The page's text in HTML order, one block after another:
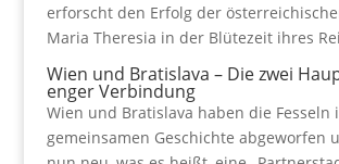
erforscht den Erfolg der
Maria Theresia in der Blütezeit ihres
Wien und Bratislava – Die zwei
enger Verbindung
Wien und Bratislava haben die Fesseln
gemeinsamen Geschichte abgeworfen